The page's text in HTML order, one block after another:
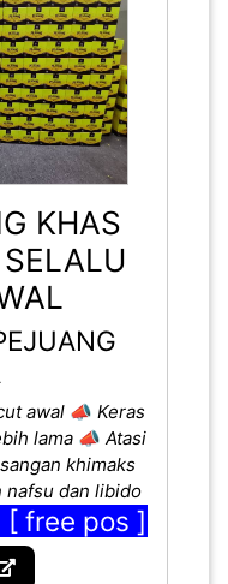
KHAS
awal 📣 Keras
lama 📣 Atasi
khimaks
nafsu dan libido
[ free pos ]